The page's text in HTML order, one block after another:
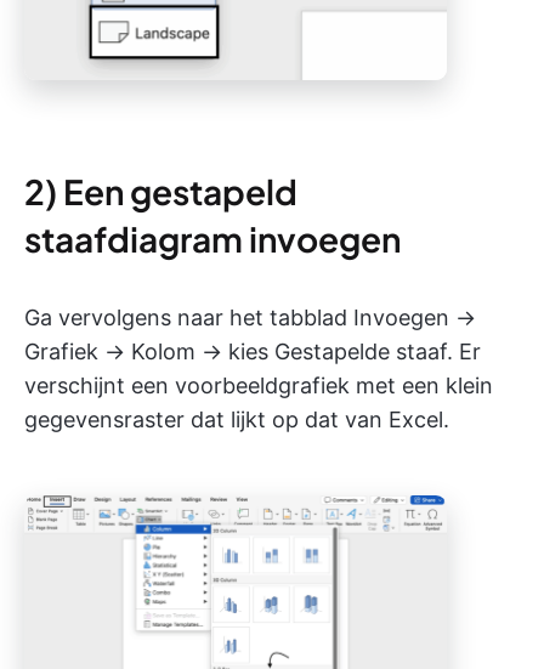
2) Een gestapeld
staafdiagram invoegen
Ga vervolgens naar het tabblad Invoegen →
Grafiek → Kolom → kies Gestapelde staaf. Er
verschijnt een voorbeeldgrafiek met een klein
gegevensraster dat lijkt op dat van Excel.